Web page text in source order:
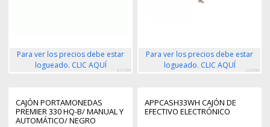
Para ver los precios debe estar
logueado. CLIC AQUÍ
417795
Para ver los precios debe estar
logueado. CLIC AQUÍ
227090
CAJÓN PORTAMONEDAS
PREMIER 330 HQ-B/ MANUAL Y
AUTOMÁTICO/ NEGRO
APPCASH33WH CAJÓN DE
EFECTIVO ELECTRÓNICO